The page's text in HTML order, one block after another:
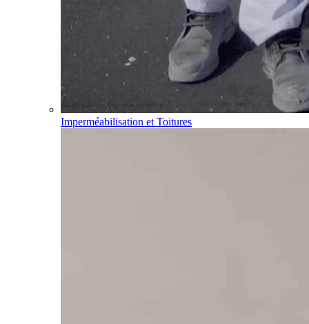
Imperméabilisation et Toitures